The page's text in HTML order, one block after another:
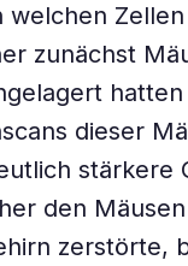
zunächst
dieser
stärkere
den
zerstörte,